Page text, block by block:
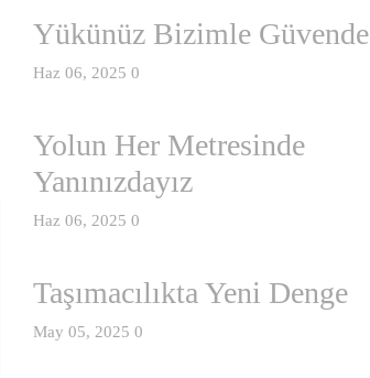
Yükünüz Bizimle Güvende
Haz 06, 2025 0
Yolun Her Metresinde
Yanınızdayız
Haz 06, 2025 0
Taşımacılıkta Yeni Denge
May 05, 2025 0